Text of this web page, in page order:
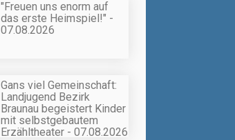
"Freuen uns enorm auf
das erste Heimspiel!" -
07.08.2026
Gans viel Gemeinschaft:
Landjugend Bezirk
Braunau begeistert Kinder
mit selbstgebautem
Erzähltheater - 07.08.2026